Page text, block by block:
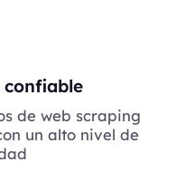
de web scraping
un alto nivel de